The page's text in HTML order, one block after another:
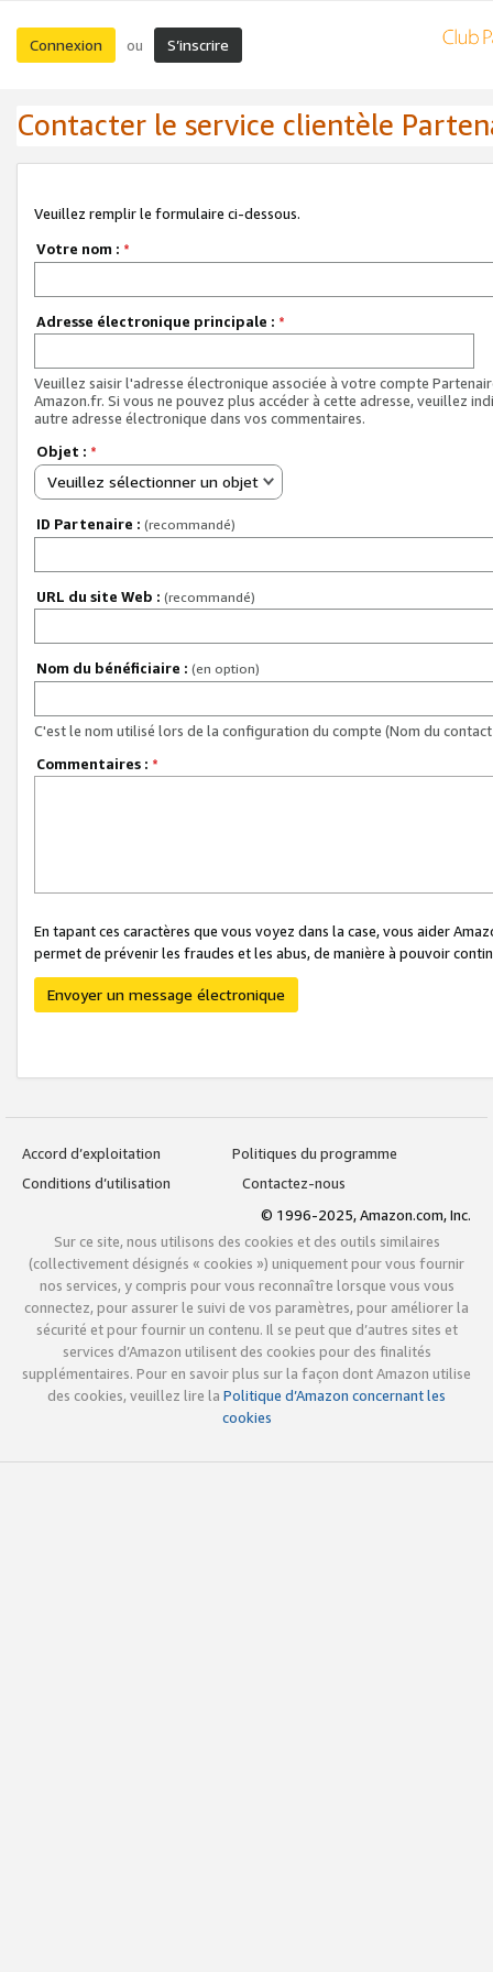
Connexion ou S’inscrire
Contacter le service clientèle
Veuillez remplir le formulaire ci-dessous.
Votre nom : *
Adresse électronique principale : *
Veuillez saisir l'adresse électronique associée à votre compte
Amazon.fr. Si vous ne pouvez plus accéder à cette adresse, veuillez
autre adresse électronique dans vos commentaires.
Objet : *
Veuillez sélectionner un objet
ID Partenaire : (recommandé)
URL du site Web : (recommandé)
Nom du bénéficiaire : (en option)
C'est le nom utilisé lors de la configuration du compte (Nom du
Commentaires : *
En tapant ces caractères que vous voyez dans la case, vous aider
permet de prévenir les fraudes et les abus, de manière à pouvoir
Envoyer un message électronique
Accord d’exploitation
Politiques du programme
Conditions d’utilisation
Contactez-nous
© 1996-2025, Amazon.com, Inc.
Sur ce site, nous utilisons des cookies et des outils similaires
(collectivement désignés « cookies ») uniquement pour vous fournir
nos services, y compris pour vous reconnaître lorsque vous vous
connectez, pour assurer le suivi de vos paramètres, pour améliorer la
sécurité et pour fournir un contenu. Il se peut que d’autres sites et
services d’Amazon utilisent des cookies pour des finalités
supplémentaires. Pour en savoir plus sur la façon dont Amazon utilise
des cookies, veuillez lire la Politique d’Amazon concernant les
cookies